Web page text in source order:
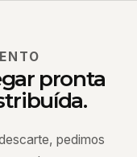
pronta
pedimos